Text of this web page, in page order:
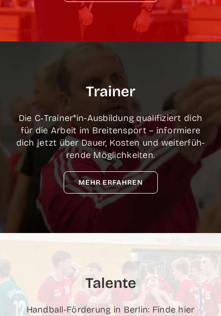
Trai­ner
Die C‑Trainer*in-Ausbildung qua­li­fi­ziert dich
für die Arbeit im Brei­ten­sport – infor­mie­re
dich jetzt über Dau­er, Kos­ten und wei­ter­füh­
ren­de Möglichkeiten.
MEHR ERFAH­REN
Talen­te
Hand­ball-För­de­rung in Ber­lin: Fin­de hier